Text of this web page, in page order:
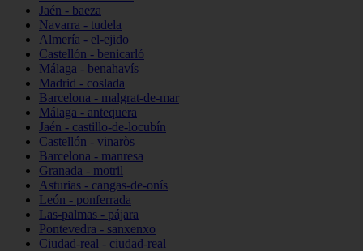
Jaén - baeza
Navarra - tudela
Almería - el-ejido
Castellón - benicarló
Málaga - benahavís
Madrid - coslada
Barcelona - malgrat-de-mar
Málaga - antequera
Jaén - castillo-de-locubín
Castellón - vinaròs
Barcelona - manresa
Granada - motril
Asturias - cangas-de-onís
León - ponferrada
Las-palmas - pájara
Pontevedra - sanxenxo
Ciudad-real - ciudad-real